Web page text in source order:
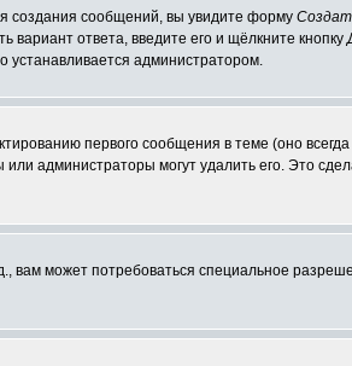
создания сообщений, вы увидите форму
вариант ответа, введите его и щёлкните кнопку
устанавливается администратором.
первого сообщения в теме (оно всегда
администраторы могут удалить его. Это
вам может потребоваться специальное